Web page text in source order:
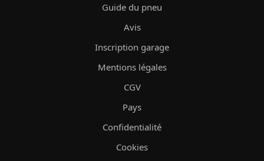
Guide du pneu
Avis
Inscription garage
Mentions légales
CGV
Pays
Confidentialité
Cookies